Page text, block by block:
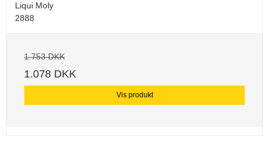
Liqui Moly
2888
1.753 DKK
1.078 DKK
Vis produkt